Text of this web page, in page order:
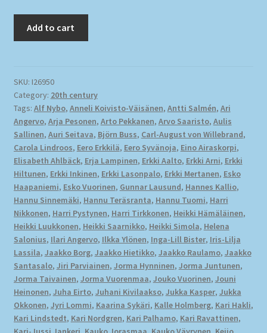
Add to cart
SKU: I26950
Category: 20th century
Tags: Alf Nybo, Anneli Koivisto-Väisänen, Antti Salmén, Ari
Angervo, Arja Pesonen, Arto Pekkanen, Arvo Saaristo, Aulis
Sallinen, Auri Seitava, Björn Buss, Carl-August von Willebrand,
Carola Lindroos, Eero Erkkilä, Eero Syvänoja, Eino Airaskorpi,
Elisabeth Ahlbäck, Erja Lampinen, Erkki Aalto, Erkki Arni, Erkki
Hiltunen, Erkki Inkinen, Erkki Lasonpalo, Erkki Mertanen, Esko
Haapaniemi, Esko Vuorinen, Gunnar Lausund, Hannes Kallio,
Hannu Sinnemäki, Hannu Teräsranta, Hannu Tuomi, Harri
Nikkonen, Harri Pystynen, Harri Tirkkonen, Heikki Hämäläinen,
Heikki Luukkonen, Heikki Saarnikko, Heikki Simola, Helena
Salonius, Ilari Angervo, Ilkka Ylönen, Inga-Lill Bister, Iris-Lilja
Lassila, Jaakko Borg, Jaakko Hietikko, Jaakko Raulamo, Jaakko
Santasalo, Jiri Parviainen, Jorma Hynninen, Jorma Juntunen,
Jorma Taivainen, Jorma Vuorenmaa, Jouko Vuorinen, Jouni
Heinonen, Juha Eirto, Juhani Kivilaakso, Jukka Kasper, Jukka
Okkonen, Jyri Lommi, Kaarina Sykäri, Kalle Holmberg, Kari Hakli,
Kari Lindstedt, Kari Nordgren, Kari Palhamo, Kari Ravattinen,